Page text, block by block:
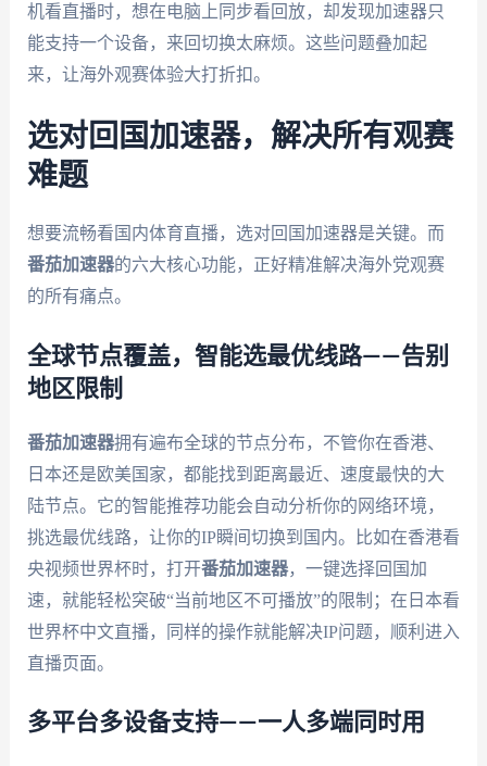
机看直播时，想在电脑上同步看回放，却发现加速器只
能支持一个设备，来回切换太麻烦。这些问题叠加起
来，让海外观赛体验大打折扣。
选对回国加速器，解决所有观赛
难题
想要流畅看国内体育直播，选对回国加速器是关键。而
番茄加速器的六大核心功能，正好精准解决海外党观赛
的所有痛点。
全球节点覆盖，智能选最优线路——告别
地区限制
番茄加速器拥有遍布全球的节点分布，不管你在香港、
日本还是欧美国家，都能找到距离最近、速度最快的大
陆节点。它的智能推荐功能会自动分析你的网络环境，
挑选最优线路，让你的IP瞬间切换到国内。比如在香港看
央视频世界杯时，打开番茄加速器，一键选择回国加
速，就能轻松突破“当前地区不可播放”的限制；在日本看
世界杯中文直播，同样的操作就能解决IP问题，顺利进入
直播页面。
多平台多设备支持——一人多端同时用